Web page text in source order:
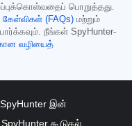
பொறுத்தது.
கேள்விகள் (FAQs) மற்றும்
பார்க்கவும். நீங்கள் SpyHunter-
வழியைத்
SpyHunter இன்
SpyHunter கூடுதல்